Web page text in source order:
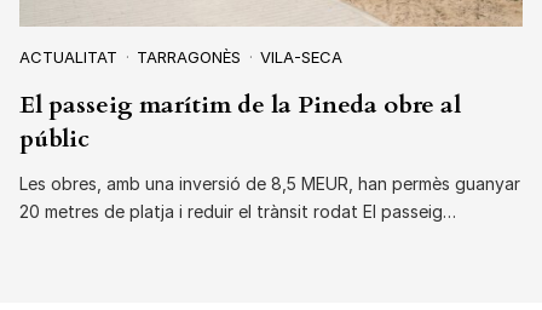
ACTUALITAT TARRAGONÈS VILA-SECA
El passeig marítim de la Pineda obre al
públic
Les obres, amb una inversió de 8,5 MEUR, han permès guanyar
20 metres de platja i reduir el trànsit rodat El passeig…